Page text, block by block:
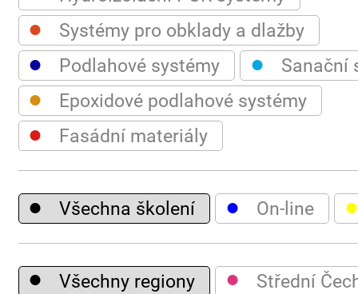
● Systémy pro obklady a dlažby
● Podlahové systémy ● Sanační
● Epoxidové podlahové systémy
● Fasádní materiály
● Všechna školení ● On-line ●
● Všechny regiony ● Střední